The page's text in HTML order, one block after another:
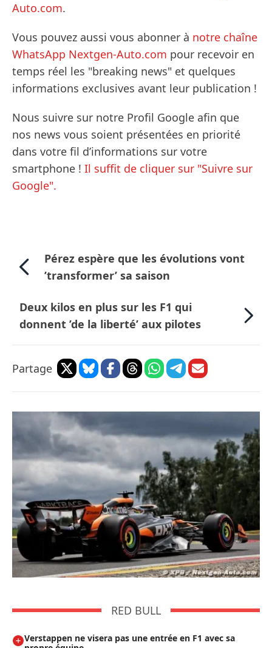
Auto.com.
Vous pouvez aussi vous abonner à notre chaîne
WhatsApp Nextgen-Auto.com pour recevoir en
temps réel les "breaking news" et quelques
informations exclusives avant leur publication !
Nous suivre sur notre Profil Google afin que
nos news vous soient présentées en priorité
dans votre fil d’informations sur votre
smartphone ! Il suffit de cliquer sur "Suivre sur
Google".
Pérez espère que les évolutions vont
’transformer’ sa saison
Deux kilos en plus sur les F1 qui
donnent ’de la liberté’ aux pilotes
Partage
RED BULL
Verstappen ne visera pas une entrée en F1 avec sa